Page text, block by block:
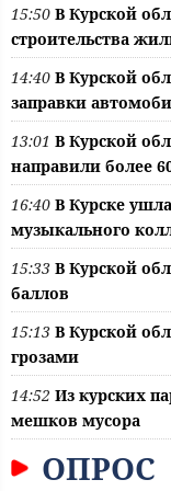
15:50 В Курской
строительства
14:40 В Курской
заправки
13:01 В Курской
направили более
16:40 В Курске
музыкального
15:33 В Курской
баллов
15:13 В Курской
грозами
14:52 Из курских
мешков мусора
ОПРОС